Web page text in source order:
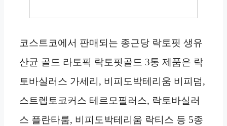
코스트코에서 판매되는 종근당 락토핏 생유
산균 골드 라토픽 락토핏골드 3통 제품은 락
토바실러스 가세리, 비피도박테리움 비피덤,
스트렙토코커스 테르모필러스, 락토바실러
스 플란타룸, 비피도박테리움 락티스 등 5종